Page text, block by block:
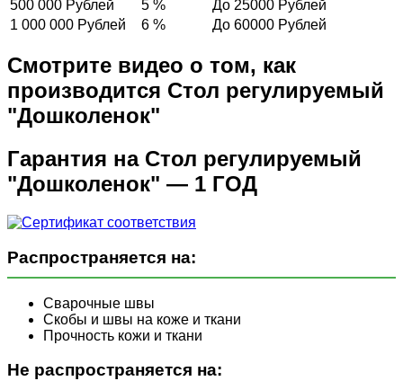
500 000 Рублей
5 %
До 25000 Рублей
1 000 000 Рублей
6 % До 60000 Рублей
Смотрите видео о том, как
производится Стол регулируемый
"Дошколенок"
Гарантия на Стол регулируемый
"Дошколенок" — 1 ГОД
Распространяется на:
Сварочные швы
Скобы и швы на коже и ткани
Прочность кожи и ткани
Не распространяется на: